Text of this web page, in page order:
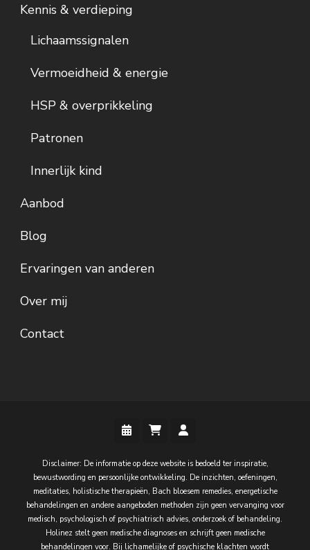
Kennis & verdieping
Lichaamssignalen
Vermoeidheid & energie
HSP & overprikkeling
Patronen
Innerlijk kind
Aanbod
Blog
Ervaringen van anderen
Over mij
Contact
Disclaimer: De informatie op deze website is bedoeld ter inspiratie,
bewustwording en persoonlijke ontwikkeling. De inzichten, oefeningen,
meditaties, holistische therapieën, Bach bloesem remedies, energetische
behandelingen en andere aangeboden methoden zijn geen vervanging voor
medisch, psychologisch of psychiatrisch advies, onderzoek of behandeling.
Holinez stelt geen medische diagnoses en schrijft geen medische
behandelingen voor. Bij lichamelijke of psychische klachten wordt